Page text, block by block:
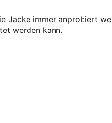
Jacke immer anprobiert
werden kann.